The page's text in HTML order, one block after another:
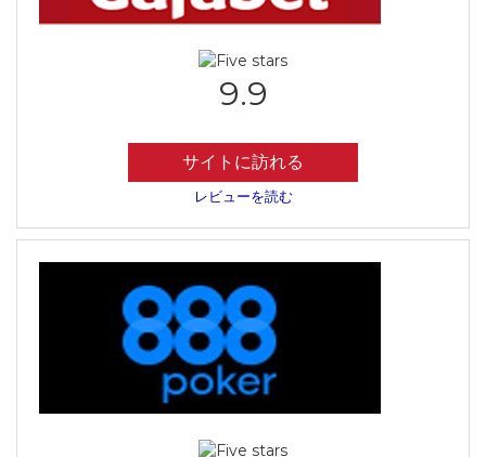
9.9
サイトに訪れる
レビューを読む